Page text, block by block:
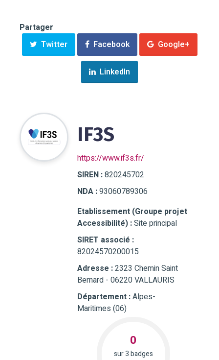
Partager
Twitter
Facebook Google+
LinkedIn
IF3S
https://www.if3s.fr/
SIREN :820245702
NDA :93060789306
Etablissement (Groupe projet
Accessibilité) :Site principal
SIRET associé :
82024570200015
Adresse :2323 Chemin Saint
Bernard - 06220 VALLAURIS
Département :Alpes-
Maritimes (06)
0
sur 3 badges